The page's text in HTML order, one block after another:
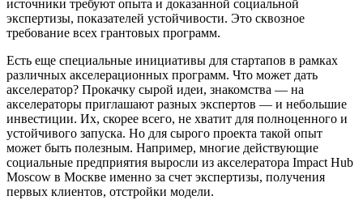
источники требуют опыта и доказанной социальной
экспертизы, показателей устойчивости. Это сквозное
требование всех грантовых программ.
Есть еще специальные инициативы для стартапов в рамках
различных акселерационных программ. Что может дать
акселератор? Прокачку сырой идеи, знакомства — на
акселераторы приглашают разных экспертов — и небольшие
инвестиции. Их, скорее всего, не хватит для полноценного и
устойчивого запуска. Но для сырого проекта такой опыт
может быть полезным. Например, многие действующие
социальные предприятия выросли из акселератора Impact Hub
Moscow в Москве именно за счет экспертизы, получения
первых клиентов, отстройки модели.